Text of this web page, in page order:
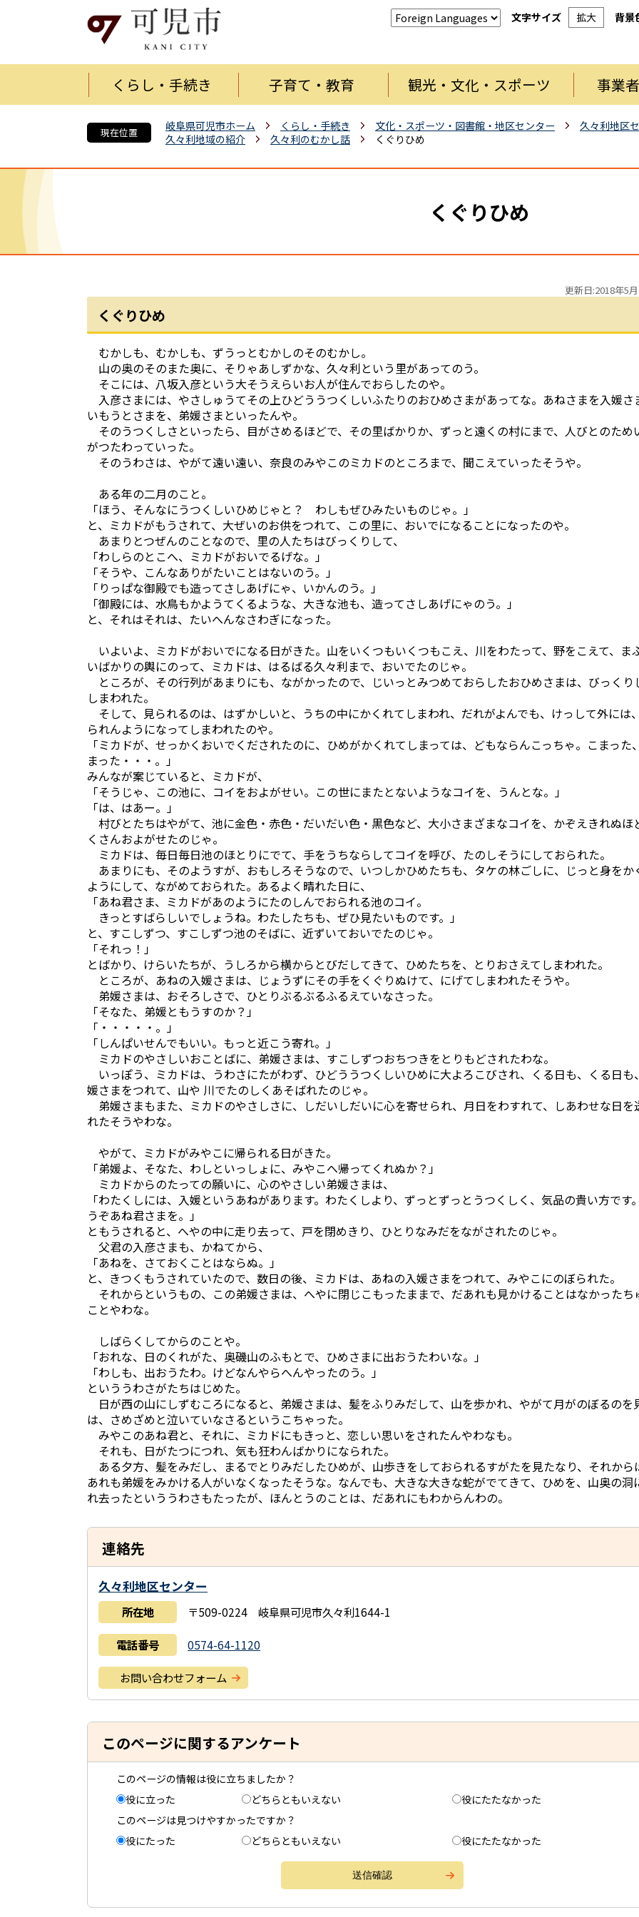
文字サイズ 拡大 背景
くらし・手続き 子育て・教育 観光・文化・スポーツ 事業
現在位置 岐阜県可児市ホーム くらし・手続き 文化・スポーツ・図書館・地区センター
久々利地区
久々利地域の紹介
久々利のむかし話 くぐりひめ
くぐりひめ
更新日:2018年5
くぐりひめ
むかしも、むかしも、ずうっとむかしのそのむかし。
山の奥のそのまた奥に、そりゃあしずかな、久々利という里があってのう。
そこには、八坂入彦という大そうえらいお人が住んでおらしたのや。
入彦さまには、やさしゅうてその上ひどううつくしいふたりのおひめさまがあってな。あねさまを入媛さ
いもうとさまを、弟媛さまといったんや。
そのうつくしさといったら、目がさめるほどで、その里ばかりか、ずっと遠くの村にまで、人びとのため
がつたわっていった。
そのうわさは、やがて遠い遠い、奈良のみやこのミカドのところまで、聞こえていったそうや。
ある年の二月のこと。
「ほう、そんなにうつくしいひめじゃと？ わしもぜひみたいものじゃ。」
と、ミカドがもうされて、大ぜいのお供をつれて、この里に、おいでになることになったのや。
あまりとつぜんのことなので、里の人たちはびっくりして、
「わしらのとこへ、ミカドがおいでるげな。」
「そうや、こんなありがたいことはないのう。」
「りっぱな御殿でも造ってさしあげにゃ、いかんのう。」
「御殿には、水鳥もかようてくるような、大きな池も、造ってさしあげにゃのう。」
と、それはそれは、たいへんなさわぎになった。
いよいよ、ミカドがおいでになる日がきた。山をいくつもいくつもこえ、川をわたって、野をこえて、ま
いばかりの輿にのって、ミカドは、はるばる久々利まで、おいでたのじゃ。
ところが、その行列があまりにも、ながかったので、じいっとみつめておらしたおひめさまは、びっくり
しまわれた。
そして、見られるのは、はずかしいと、うちの中にかくれてしまわれ、だれがよんでも、けっして外には
られんようになってしまわれたのや。
「ミカドが、せっかくおいでくだされたのに、ひめがかくれてしまっては、どもならんこっちゃ。こまった
まった・・・。」
みんなが案じていると、ミカドが、
「そうじゃ、この池に、コイをおよがせい。この世にまたとないようなコイを、うんとな。」
「は、はあー。」
村びとたちはやがて、池に金色・赤色・だいだい色・黒色など、大小さまざまなコイを、かぞえきれぬほ
くさんおよがせたのじゃ。
ミカドは、毎日毎日池のほとりにでて、手をうちならしてコイを呼び、たのしそうにしておられた。
あまりにも、そのようすが、おもしろそうなので、いつしかひめたちも、タケの林ごしに、じっと身をか
ようにして、ながめておられた。あるよく晴れた日に、
「あね君さま、ミカドがあのようにたのしんでおられる池のコイ。
きっとすばらしいでしょうね。わたしたちも、ぜひ見たいものです。」
と、すこしずつ、すこしずつ池のそばに、近ずいておいでたのじゃ。
「それっ！」
とばかり、けらいたちが、うしろから横からとびだしてきて、ひめたちを、とりおさえてしまわれた。
ところが、あねの入媛さまは、じょうずにその手をくぐりぬけて、にげてしまわれたそうや。
弟媛さまは、おそろしさで、ひとりぶるぶるふるえていなさった。
「そなた、弟媛ともうすのか？」
「・・・・・。」
「しんぱいせんでもいい。もっと近こう寄れ。」
ミカドのやさしいおことばに、弟媛さまは、すこしずつおちつきをとりもどされたわな。
いっぽう、ミカドは、うわさにたがわず、ひどううつくしいひめに大よろこびされ、くる日も、くる日も
媛さまをつれて、山や 川でたのしくあそばれたのじゃ。
弟媛さまもまた、ミカドのやさしさに、しだいしだいに心を寄せられ、月日をわすれて、しあわせな日を
れたそうやわな。
やがて、ミカドがみやこに帰られる日がきた。
「弟媛よ、そなた、わしといっしょに、みやこへ帰ってくれぬか？」
ミカドからのたっての願いに、心のやさしい弟媛さまは、
「わたくしには、入媛というあねがあります。わたくしより、ずっとずっとうつくしく、気品の貴い方です
うぞあね君さまを。」
ともうされると、へやの中に走り去って、戸を閉めきり、ひとりなみだをながされたのじゃ。
父君の入彦さまも、かねてから、
「あねを、さておくことはならぬ。」
と、きつくもうされていたので、数日の後、ミカドは、あねの入媛さまをつれて、みやこにのぼられた。
それからというもの、この弟媛さまは、へやに閉じこもったままで、だあれも見かけることはなかったち
ことやわな。
しばらくしてからのことや。
「おれな、日のくれがた、奥磯山のふもとで、ひめさまに出おうたわいな。」
「わしも、出おうたわ。けどなんやらへんやったのう。」
といううわさがたちはじめた。
日が西の山にしずむころになると、弟媛さまは、髪をふりみだして、山を歩かれ、やがて月がのぼるのを
は、さめざめと泣いていなさるというこちゃった。
みやこのあね君と、それに、ミカドにもきっと、恋しい思いをされたんやわなも。
それも、日がたつにつれ、気も狂わんばかりになられた。
ある夕方、髪をみだし、まるでとりみだしたひめが、山歩きをしておられるすがたを見たなり、それから
あれも弟媛をみかける人がいなくなったそうな。なんでも、大きな大きな蛇がでてきて、ひめを、山奥の洞
れ去ったといううわさもたったが、ほんとうのことは、だあれにもわからんわの。
連絡先
久々利地区センター
所在地 〒509-0224 岐阜県可児市久々利1644-1
電話番号 0574-64-1120
お問い合わせフォーム
このページに関するアンケート
このページの情報は役に立ちましたか？
役に立った
どちらともいえない
役にたたなかった
このページは見つけやすかったですか？
役にたった
どちらともいえない 役にたたなかった